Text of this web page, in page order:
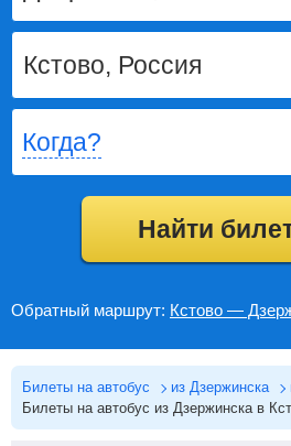
Когда?
Найти
Обратный маршрут: Кстово —
Билеты на автобус из Дзержинска
Билеты на автобус из Дзержинска в